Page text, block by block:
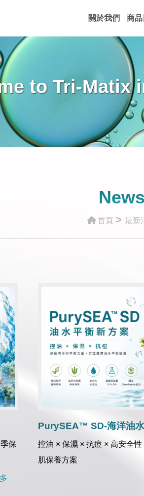
關於我們 商
to Tri-Matix
News
首頁 > 最新
保
PurySEA™ SD-海洋油
控油 × 保濕 × 抗痘 × 高安全
肌保養方案